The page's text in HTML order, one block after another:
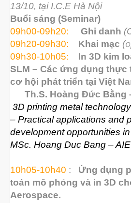
Máy
Máy
Dịch
Dịch
Dịch
13/10, tại I.C.E Hà Nội
Buổi sáng (Seminar)
09h00-09h20:
Ghi danh (
09h20-09h30:
Khai mạc (
09h30-10h05:
In 3D kim
SLM – Các ứng dụng thực
cơ hội phát triển tại Việt
Th.S. Hoàng Đức Bằng
3D printing metal
– Practical applications and
development opportunities
MSc. Hoang Duc Bang –
10h05-10h40 : Ứng dụng
toán mô phỏng và in 3D
Aerospace.